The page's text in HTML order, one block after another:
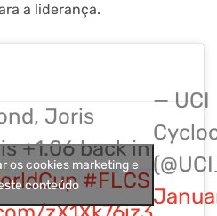
a liderança.
Joris
+1.06 back in
#FLCS
— UCI
os cookies marketing e
conteúdo